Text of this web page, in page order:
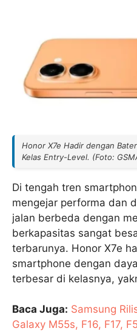
Honor X7e Hadir dengan
Kelas Entry-Level. (Foto:
Di tengah tren
mengejar performa dan
jalan berbeda dengan
berkapasitas sangat
terbarunya. Honor X7e
smartphone dengan
terbesar di kelasnya,
Baca Juga: Samsung
Galaxy M55s, F16, F17,